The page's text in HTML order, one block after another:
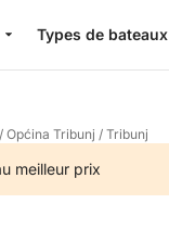
Types de bateaux
/ Općina Tribunj / Tribunj
meilleur prix